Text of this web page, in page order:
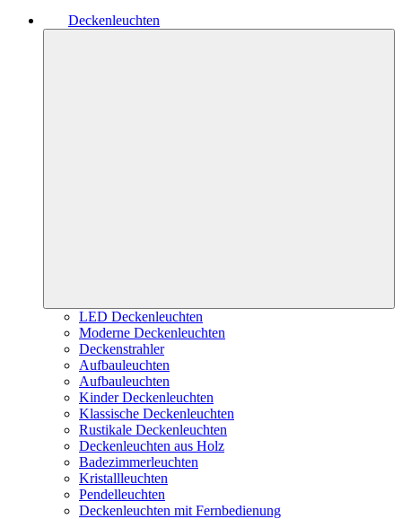
Deckenleuchten
LED Deckenleuchten
Moderne Deckenleuchten
Deckenstrahler
Aufbauleuchten
Aufbauleuchten
Kinder Deckenleuchten
Klassische Deckenleuchten
Rustikale Deckenleuchten
Deckenleuchten aus Holz
Badezimmerleuchten
Kristallleuchten
Pendelleuchten
Deckenleuchten mit Fernbedienung